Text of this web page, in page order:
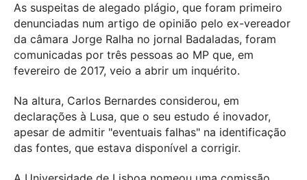
As suspeitas de alegado plágio, que foram primeiro
denunciadas num artigo de opinião pelo ex-vereador
da câmara Jorge Ralha no jornal Badaladas, foram
comunicadas por três pessoas ao MP que, em
fevereiro de 2017, veio a abrir um inquérito.
Na altura, Carlos Bernardes considerou, em
declarações à Lusa, que o seu estudo é inovador,
apesar de admitir "eventuais falhas" na identificação
das fontes, que estava disponível a corrigir.